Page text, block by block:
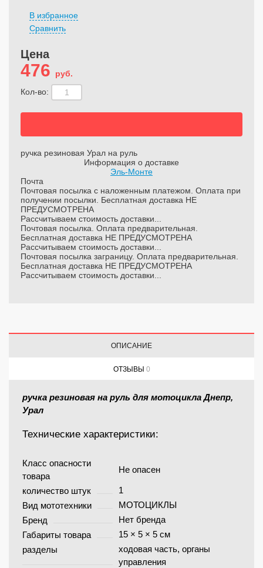
В избранное
Сравнить
Цена
476
руб.
Кол-во:
ручка резиновая Урал на руль
Информация о доставке
Эль-Монте
Почта
Почтовая посылка с наложенным платежом. Оплата при
получении посылки. Бесплатная доставка НЕ
ПРЕДУСМОТРЕНА
Рассчитываем стоимость доставки...
Почтовая посылка. Оплата предварительная.
Бесплатная доставка НЕ ПРЕДУСМОТРЕНА
Рассчитываем стоимость доставки...
Почтовая посылка заграницу. Оплата предварительная.
Бесплатная доставка НЕ ПРЕДУСМОТРЕНА
Рассчитываем стоимость доставки...
ОПИСАНИЕ
ОТЗЫВЫ 0
ручка резиновая на руль для мотоцикла Днепр,
Урал
Технические характеристики:
Класс опасности
товара
Не опасен
количество штук
1
Вид мототехники
МОТОЦИКЛЫ
Бренд
Нет бренда
Габариты товара
15 × 5 × 5 см
разделы
ходовая часть, органы
управления